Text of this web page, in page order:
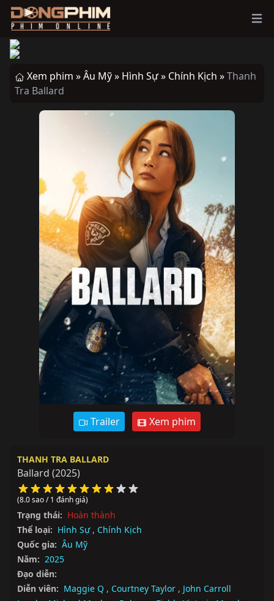
Xem phim »Âu Mỹ » Hình Sự » Chính Kịch »Thanh
Tra Ballard
Trailer Xem phim
THANH TRA BALLARD
Ballard (2025)
(8.0 sao / 1 đánh giá)
Trạng thái: Hoàn thành
Thể loại: Hình Sự , Chính Kịch
Quốc gia: Âu Mỹ
Năm: 2025
Đạo diễn:
Diễn viên: Maggie Q , Courtney Taylor , John Carroll